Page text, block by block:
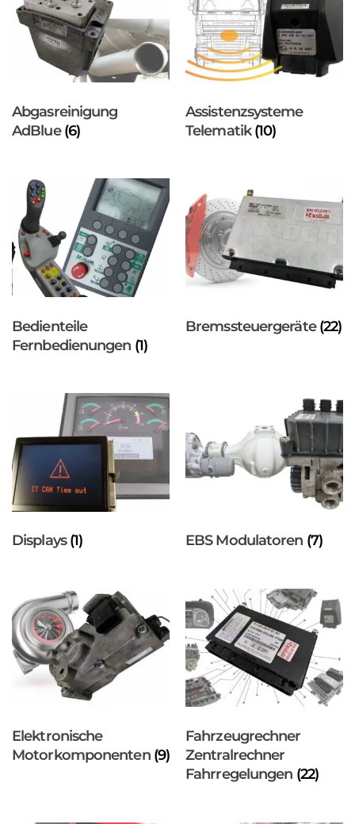
Abgasreinigung
AdBlue(6)
Assistenzsysteme
Telematik(10)
Bedienteile
Fernbedienungen (1)
Bremssteuergeräte(22)
Displays(1) EBS Modulatoren (7)
Elektronische
Motorkomponenten (9)
Fahrzeugrechner
Zentralrechner
Fahrregelungen (22)